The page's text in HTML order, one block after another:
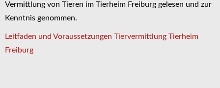
Vermittlung von Tieren im Tierheim Freiburg gelesen und zur
Kenntnis genommen.
Leitfaden und Voraussetzungen Tiervermittlung Tierheim
Freiburg